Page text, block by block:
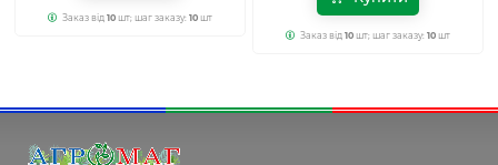
Заказ від 10 шт; шаг заказу: 10 шт
Заказ від 10 шт; шаг заказу: 10 шт